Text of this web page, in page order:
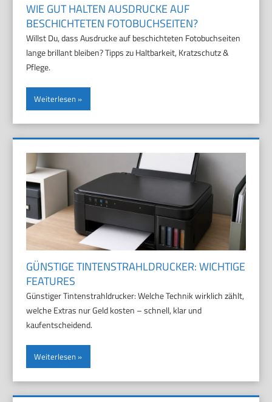
WIE GUT HALTEN AUSDRUCKE AUF
BESCHICHTETEN FOTOBUCHSEITEN?
Willst Du, dass Ausdrucke auf beschichteten Fotobuchseiten
lange brillant bleiben? Tipps zu Haltbarkeit, Kratzschutz &
Pflege.
Weiterlesen
GÜNSTIGE TINTENSTRAHLDRUCKER: WICHTIGE
FEATURES
Günstiger Tintenstrahldrucker: Welche Technik wirklich zählt,
welche Extras nur Geld kosten – schnell, klar und
kaufentscheidend.
Weiterlesen